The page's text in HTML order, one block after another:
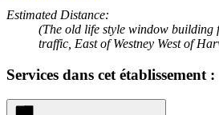
Estimated Distance:
(The old life style window building
traffic, East of Westney West of
Services dans cet établissement :